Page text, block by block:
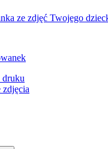
ze zdjęć Twojego